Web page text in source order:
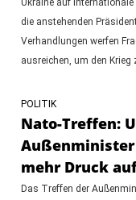
Ukraine auf
die anstehenden
Verhandlungen werfen
ausreichen, um den Krieg
POLITIK
Nato-Treffen:
mehr Druck
Das Treffen der